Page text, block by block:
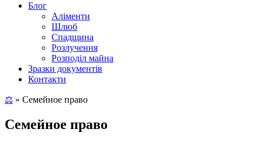
Блог
Аліменти
Шлюб
Спадщина
Розлучення
Розподіл майна
Зразки документів
Контакти
⚖ » Семейное право
Семейное право